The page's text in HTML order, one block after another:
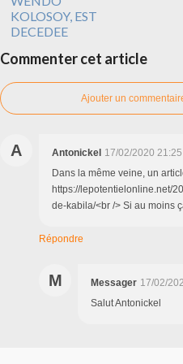
KOLOSOY, EST
DECEDEE
Commenter cet article
Ajouter un
A Antonickel 17/02/2020 21:25
Dans la même veine, un
https://lepotentielonline.net/
de-kabila/<br /> Si au moins
Répondre
M Messager 17/02/
Salut Antonickel